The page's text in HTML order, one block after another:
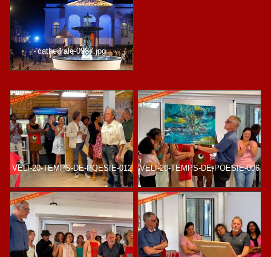
cathedrale-0987.jpg
VELI-20-TEMPS-DE-POESIE-012 VELI-20-TEMPS-DE-POESIE-006